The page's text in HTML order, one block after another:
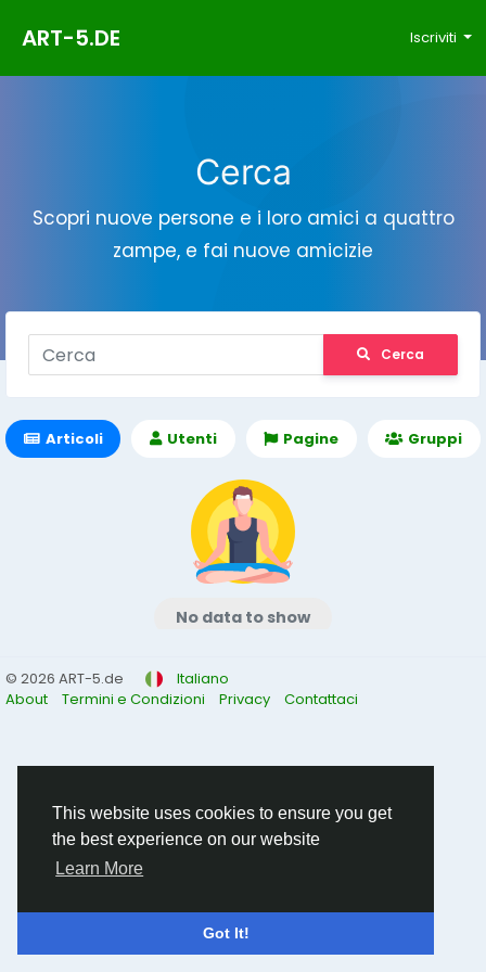
This website uses cookies to ensure you get
the best experience on our website
Learn More
Got It!
ART-5.DE Iscriviti
Cerca
Scopri nuove persone e i loro amici a quattro
zampe, e fai nuove amicizie
Cerca
Articoli Utenti Pagine Gruppi
No data to show
© 2026 ART-5.de
Italiano
About
Termini e Condizioni Privacy Contattaci